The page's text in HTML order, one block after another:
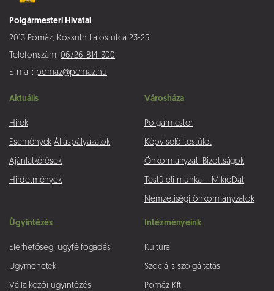
Polgármesteri Hivatal
2013 Pomáz, Kossuth Lajos utca 23-25.
Telefonszám: 06/26-814-300
E-mail: pomaz@pomaz.hu
Aktuális
Hírek
Események Álláspályázatok
Ajánlatkérések
Hirdetmények
Városháza
Polgármester
Képviselő-testület
Önkormányzati Bizottságok
Testületi munka – MikroDat
Nemzetiségi önkormányzatok
Ügyintézés
Elérhetőség, ügyfélfogadás
Ügymenetek
Vállalkozói ügyintézés
Intézményeink
Kultúra
Szociális szolgáltatás
Pomáz Kft.